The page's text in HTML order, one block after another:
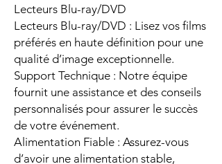
Lecteurs Blu-ray/DVD
Lecteurs Blu-ray/DVD : Lisez vos films
préférés en haute définition pour une
qualité d’image exceptionnelle.
Support Technique : Notre équipe
fournit une assistance et des conseils
personnalisés pour assurer le succès
de votre événement.
Alimentation Fiable : Assurez-vous
d’avoir une alimentation stable,